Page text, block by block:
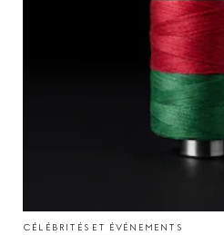
CÉLÉBRITÉS ET ÉVÉNEMENTS